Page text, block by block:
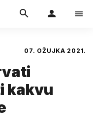
07. OŽUJKA 2021.
kakvu